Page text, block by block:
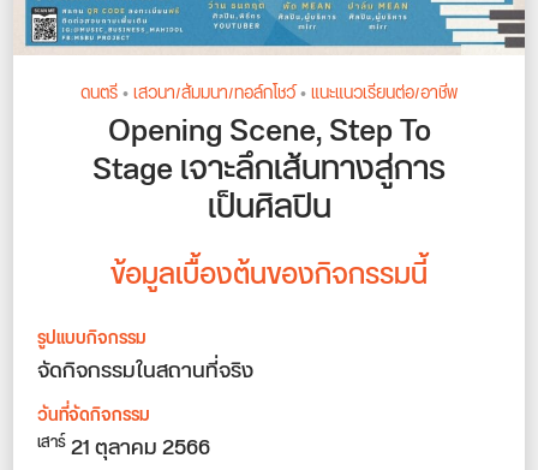
ดนตรี•เสวนา/สัมมนา/ทอล์กโชว์•แนะแนวเรียนต่อ/อาชีพ
Opening Scene, Step To
Stage เจาะลึกเส้นทางสู่การ
เป็นศิลปิน
ข้อมูลเบื้องต้นของกิจกรรมนี้
รูปแบบกิจกรรม
จัดกิจกรรมในสถานที่จริง
วันที่จัดกิจกรรม
เสาร์21 ตุลาคม 2566